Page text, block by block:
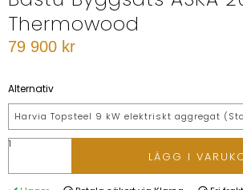
Thermowood
79 900 kr
Alternativ
Harvia Topsteel 9 kW elektriskt aggregat
LÄGG I